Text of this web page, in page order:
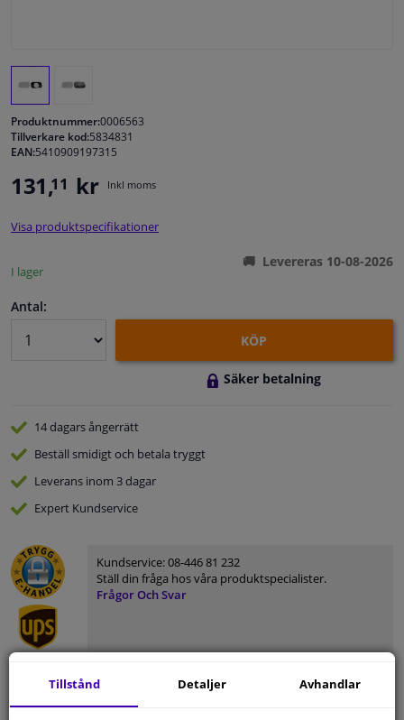
Interiör & bilklädsel
Bilvård & Tillbehör
Verkstad & Verktyg
Husbil, motorcykel, cykel & båt
Sensorer & Elsystem
Produktnummer:0006563
Tillverkare kod:5834831
EAN:5410909197315
131,11 kr Inkl moms
Visa produktspecifikationer
I lager
Levereras 10-08-2026
Antal:
KÖP
Säker betalning
14 dagarsångerrätt
Beställ smidigt och betala tryggt
Leverans inom 3 dagar
Expert Kundservice
Kundservice:08-446 81 232
Ställ din fråga hos våra produktspecialister.
Frågor Och Svar
Modellmatchande garanti, Hitta rätt bildelar.
Tillstånd Detaljer Avhandlar